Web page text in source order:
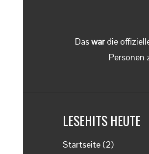
Daswardie
Personen
LESEHITS HEUTE
Startseite (2)